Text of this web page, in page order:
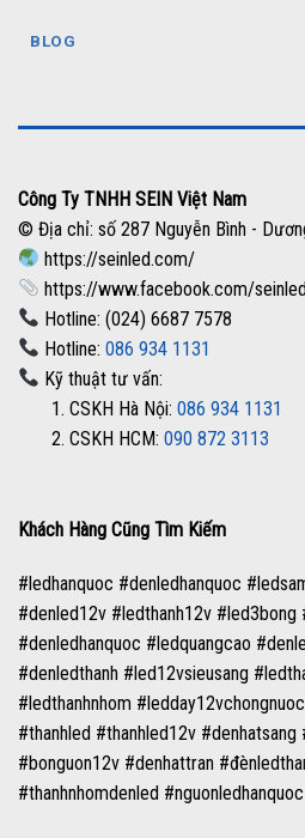
BLOG
Công Ty TNHH SEIN Việt Nam
© Địa chỉ: số 287 Nguyễn Bình -
https://seinled.com/
https://www.facebook.com/seinled
Hotline: (024) 6687 7578
Hotline:086 934 1131
Kỹ thuật tư vấn:
1. CSKH Hà Nội: 086 934 1131
2. CSKH HCM: 090 872 3113
Khách Hàng Cũng Tìm Kiếm
#ledhanquoc #denledhanquoc
#denled12v #ledthanh12v #led3bong
#denledhanquoc #ledquangcao
#denledthanh #led12vsieusang
#ledthanhnhom
#thanhled #thanhled12v
#bonguon12v #denhattran
#thanhnhomdenled